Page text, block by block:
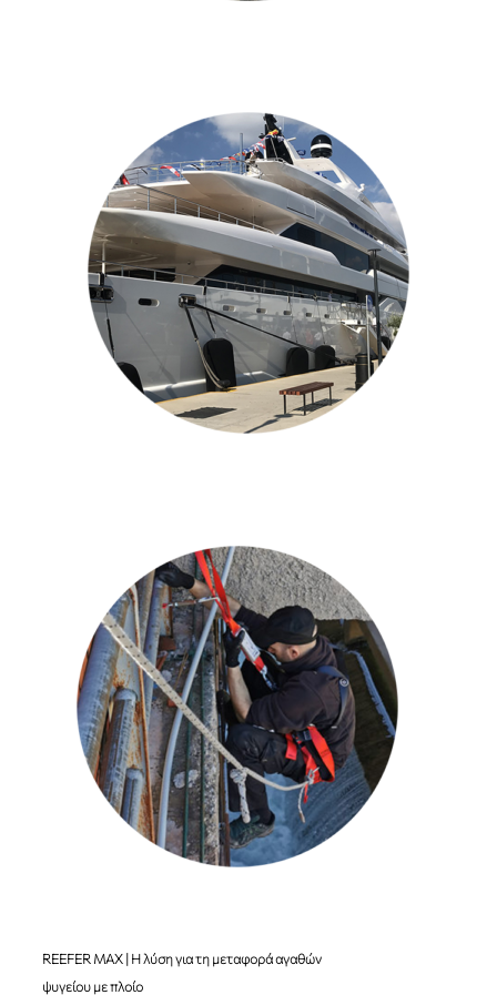
REEFER MAX | Η λύση για τη μεταφορά αγαθών
ψυγείου με πλοίo